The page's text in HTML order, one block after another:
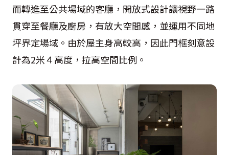
而轉進至公共場域的客廳，開放式設計讓視野一路
貫穿至餐廳及廚房，有放大空間感，並運用不同地
坪界定場域。由於屋主身高較高，因此門框刻意設
計為2米４高度，拉高空間比例。